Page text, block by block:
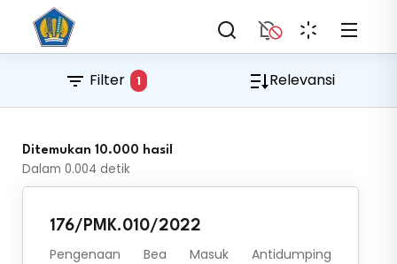
Filter 1 Relevansi
Ditemukan 10.000 hasil
Dalam 0.004 detik
176/PMK.010/2022
Pengenaan Bea Masuk Antidumping